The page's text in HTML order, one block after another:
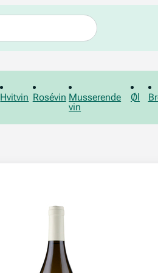
Hvitvin Rosévin Musserende
vin
Øl